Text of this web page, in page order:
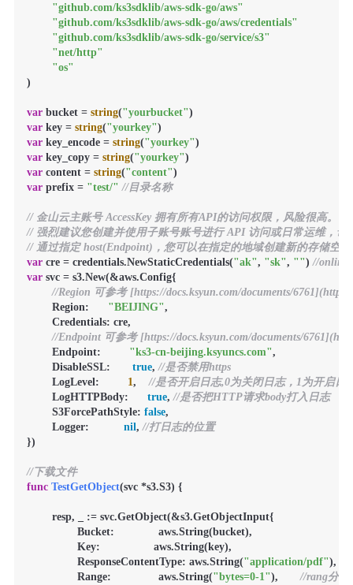
"github.com/ks3sdklib/aws-sdk-go/aws"
"github.com/ks3sdklib/aws-sdk-go/aws/credentials"
"github.com/ks3sdklib/aws-sdk-go/service/s3"
"net/http"
"os"
)
var bucket = string("yourbucket"
var key = string("yourkey"
var key_encode = string("yourkey"
var key_copy = string("yourkey"
var content = string("content"
var prefix = "test/" //目录名称
// 金山云主账号 AccessKey 拥有所有API的访问权限，风险很高。
// 强烈建议您创建并使用子账号账号进行 API 访问或日常运维，请
// 通过指定 host(Endpoint)，您可以在指定的地域创建新的存储空
var cre = credentials.NewStaticCredentials("ak", "sk", "") //online
var svc = s3.New(&aws.Config{
//Region 可参考 [https://docs.ksyun.com/documents/
        Region:
"BEIJING",
        Credentials: cre,
//Endpoint 可参考 [https://docs.ksyun.com/documents/
        Endpoint:
"ks3-cn-beijing.ksyuncs.com",
        DisableSSL:
true, //是否禁用https
        LogLevel:
1, //是否开启日志,0为关闭日志，1为开启日
        LogHTTPBody:
true, //是否把HTTP请求body打入日志
        S3ForcePathStyle:
false,
        Logger:
nil, //打日志的位置
})
//下载文件
func TestGetObject(svc *s3.S3) {
        resp, _ := svc.GetObject(&s3.GetObjectInput{
                Bucket:              aws.String(bucket),
                Key:                 aws.String(key),
                ResponseContentType: aws.String(
"application/pdf"),
                Range:               aws.String(
"bytes=0-1"), //rang分块